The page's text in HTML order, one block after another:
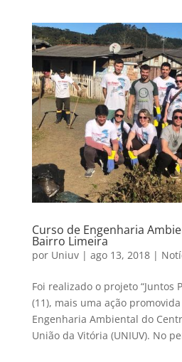
Curso de Engenharia
Bairro Limeira
por Uniuv| ago 13, 2018|
Foi realizado o projeto “Juntos
(11), mais uma ação
Engenharia Ambiental do
União da Vitória (UNIUV). No